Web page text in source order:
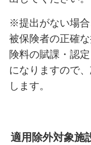
※提出がない場
被保険者の正確
険料の賦課・認
になりますので
します。
適用除外対象施